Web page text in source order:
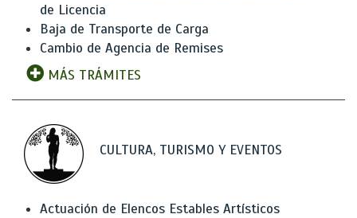
de Licencia
Baja de Transporte de Carga
Cambio de Agencia de Remises
MÁS TRÁMITES
CULTURA, TURISMO Y EVENTOS
Actuación de Elencos Estables Artísticos